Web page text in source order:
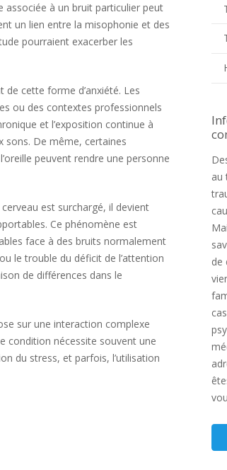
associée à un bruit particulier peut
un lien entre la misophonie et des
pourraient exacerber les
cette forme d’anxiété. Les
ou des contextes professionnels
et l’exposition continue à
sons. De même, certaines
peuvent rendre une personne
est surchargé, il devient
Ce phénomène est
face à des bruits normalement
le trouble du déficit de l’attention
de différences dans le
sur une interaction complexe
condition nécessite souvent une
du stress, et parfois, l’utilisation
au
de